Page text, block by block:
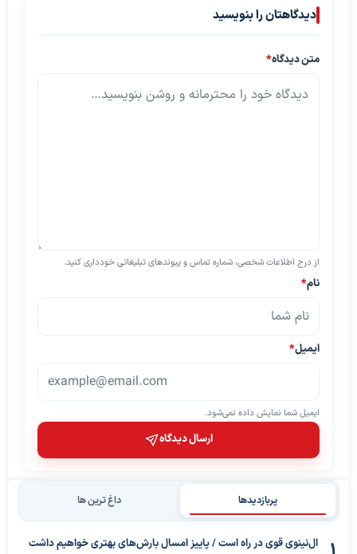
دیدگاهتان را بنویسید
متن دیدگاه*
از درج اطلاعات شخصی، شماره تماس و پیوندهای تبلیغاتی خودداری کنید.
نام*
ایمیل*
ایمیل شما نمایش داده نمی‌شود.
ارسال دیدگاه
پربازدیدها داغ ترین ها
ال‌نینوی قوی در راه است / پاییز امسال بارش‌های بهتری خواهیم داشت